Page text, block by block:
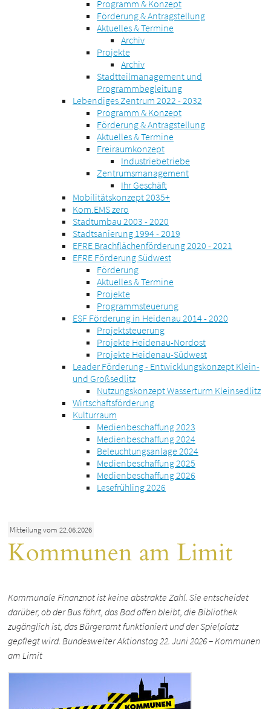
Programm & Konzept
Förderung & Antragstellung
Aktuelles & Termine
Archiv
Projekte
Archiv
Stadtteilmanagement und
Programmbegleitung
Lebendiges Zentrum 2022 - 2032
Programm & Konzept
Förderung & Antragstellung
Aktuelles & Termine
Freiraumkonzept
Industriebetriebe
Zentrumsmanagement
Ihr Geschäft
Mobilitätskonzept 2035+
Kom.EMS zero
Stadtumbau 2003 - 2020
Stadtsanierung 1994 - 2019
EFRE Brachflächenförderung 2020 - 2021
EFRE Förderung Südwest
Förderung
Aktuelles & Termine
Projekte
Programmsteuerung
ESF Förderung in Heidenau 2014 - 2020
Projektsteuerung
Projekte Heidenau-Nordost
Projekte Heidenau-Südwest
Leader Förderung - Entwicklungskonzept Klein-
und Großsedlitz
Nutzungskonzept Wasserturm Kleinsedlitz
Wirtschaftsförderung
Kulturraum
Medienbeschaffung 2023
Medienbeschaffung 2024
Beleuchtungsanlage 2024
Medienbeschaffung 2025
Medienbeschaffung 2026
Lesefrühling 2026
Mitteilung vom 22.06.2026
Kommunen am Limit
Kommunale Finanznot ist keine abstrakte Zahl. Sie entscheidet
darüber, ob der Bus fährt, das Bad offen bleibt, die Bibliothek
zugänglich ist, das Bürgeramt funktioniert und der Spielplatz
gepflegt wird. Bundesweiter Aktionstag 22. Juni 2026 – Kommunen
am Limit